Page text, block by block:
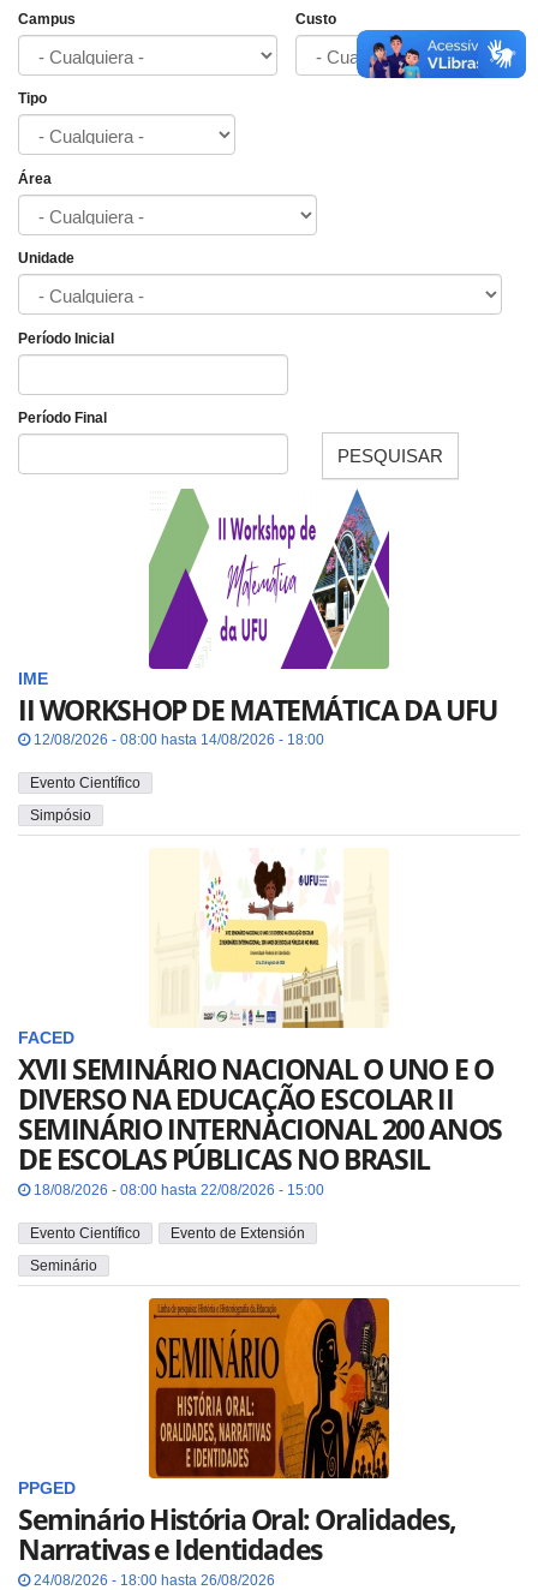
Campus Custo
Tipo
Área
Unidade
Período Inicial
Período Final
PESQUISAR
IME
II WORKSHOP DE MATEMÁTICA DA UFU
12/08/2026 - 08:00 hasta 14/08/2026 - 18:00
Evento Científico
Simpósio
FACED
XVII SEMINÁRIO NACIONAL O UNO E O
DIVERSO NA EDUCAÇÃO ESCOLAR II
SEMINÁRIO INTERNACIONAL 200 ANOS
DE ESCOLAS PÚBLICAS NO BRASIL
18/08/2026 - 08:00 hasta 22/08/2026 - 15:00
Evento Científico
Evento de Extensión
Seminário
PPGED
Seminário História Oral: Oralidades,
Narrativas e Identidades
24/08/2026 - 18:00 hasta 26/08/2026